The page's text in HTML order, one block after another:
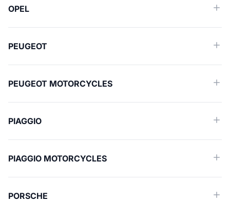
OPEL
PEUGEOT
PEUGEOT MOTORCYCLES
PIAGGIO
PIAGGIO MOTORCYCLES
PORSCHE